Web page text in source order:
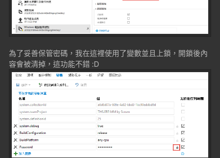
為了妥善保管密碼，我在這裡使用了變數並且上鎖，開鎖後內
容會被清掉，這功能不錯 :D